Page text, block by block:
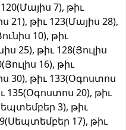
7), թիւ
21), թիւ 123(Մայիս 28),
10), թիւ
25), թիւ 128(Յուլիս
16), թիւ
30), թիւ 133(Օգոստոս
135(Օգոստոս 20), թիւ
3), թիւ
17), թիւ